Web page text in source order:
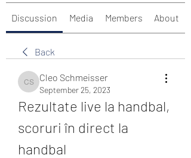
Discussion Media Members About
Back
Cleo Schmeisser
Cleo Schmeisser
September 25, 2023
Rezultate live la handbal,
scoruri în direct la
handbal